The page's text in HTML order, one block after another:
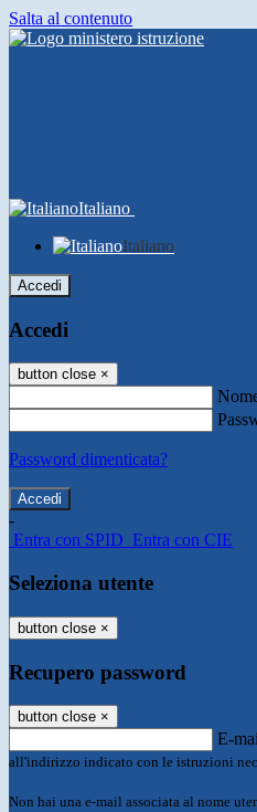
Salta al contenuto
Italiano
Italiano
Accedi
Accedi
button close ×
Password dimenticata?
-
Entra con SPID Entra con CIE
Seleziona utente
button close ×
Recupero password
button close ×
E-
all'indirizzo indicato con le istruzioni
Non hai una e-mail associata al nome